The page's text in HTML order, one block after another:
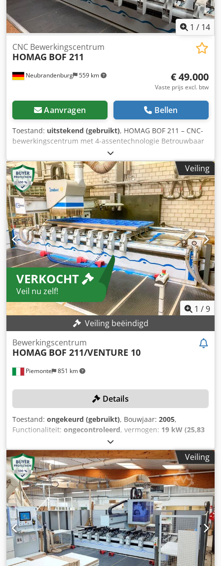
1 / 14
Neubrandenburg 559 km
CNC Bewerkingscentrum
HOMAG BOF 211
€ 49.000
Vaste prijs excl. btw
Aanvragen Bellen
Toestand: uitstekend (gebruikt), HOMAG BOF 211 – CNC-
bewerkingscentrum met 4-assentechnologie Betrouwbaar
CNC-bewerkingscentrum met uitgebreide uitrusting en in
opmerkelijk goede staat ⸻ Technische gegevens •
Machinetype: CNC-bewerkingscentrum • Assen: 4-
assentechniek (incl. C-as) • Verplaatsingswegen X/Y/Z: ca.
6.000 × 1.400 × 150 mm • Besturing: HOMAG powerControl
• Verticale hoofdspil: HKS • Gereedschapswisselaar: voor
meerdere gereedschappen • Boorkoppen: voor verticale en
horizontale bewerkingen • Aggregaataansluiting: frezen,
boren, groeven, zagen etc. • Vacuümspansysteem:
rastertafel of consolentafel • Optioneel: kantenaanlijming
en etikettering ⸻ Bijzonderheden • Nauwkeurige
maatvoering, hoge herhalingsprecisie • Robuuste
constructie, goed onderhouden staat • Software-
ondersteuning via HOMAG powerTouch / woodWOP •
Geschikt voor meubel- en interieurbouw ⸻ De
machine is direct beschikbaar. Demontage en transport
kunnen desgewenst door ons serviceteam worden
verzorgd. ⸻ Contact Maschinenhandel Nord
Gerstenstraße 2 17034 Neubrandenburg 📞 Alle prijzen
exclusief btw, wijzigingen en fouten voorbehouden. Csdpfx
Ahjxk Tumjterf
Veiling
VERKOCHT
Veil nu zelf!
1 /9
Veiling beëindigd
Piemonte 851 km
Bewerkingscentrum
HOMAG BOF 211/VENTURE 10
Details
Toestand: ongekeurd (gebruikt), Bouwjaar: 2005,
Functionaliteit: ongecontroleerd, vermogen: 19 kW (25,83
, verplaatsingsafstand X-as:
as:1.730 mm, aantal spindels:20, Aantal
gereedschapsposities in gereedschaprevolver 1:18
TECHNISCHE GEGEVENS Werkbereik X-as: 4.175 mm
Werkbereik Y-as: 1.730 mm Aantal traversen met afzuiging:
8 Aantal posities gereedschapsmagazijn: 18 Spindels
Aantal spindels voor verticale boringen: 17 Codjyttf Sopfx
Ahtorf Aantal spindels voor horizontale boringen in X-
richting: 2 Aantal spindels voor horizontale boringen in Y-
richting: 1 Totaal aantal spindels: 20 Freeseenheid Aantal
gecontroleerde assen: 4 Motorvermogen: 18,5 kW
Automatische gereedschapswissel Vloeistofgekoeld
Veiling